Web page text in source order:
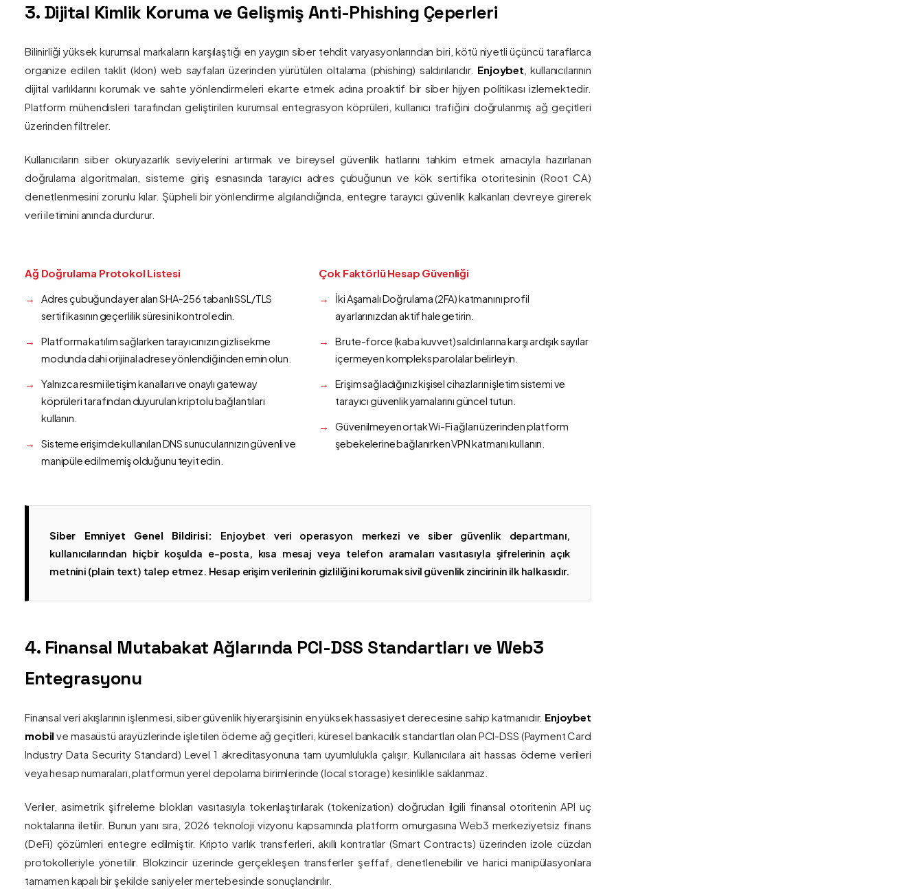
3. Dijital Kimlik Koruma ve Gelişmiş Anti-Phishing Çeperleri
Bilinirliği yüksek kurumsal markaların karşılaştığı en yaygın siber tehdit varyasyonlarından biri, kötü niyetli üçüncü taraflarca
organize edilen taklit (klon) web sayfaları üzerinden yürütülen oltalama (phishing) saldırılarıdır. Enjoybet , kullanıcılarının
dijital varlıklarını korumak ve sahte yönlendirmeleri ekarte etmek adına proaktif bir siber hijyen politikası izlemektedir.
Platform mühendisleri tarafından geliştirilen kurumsal entegrasyon köprüleri, kullanıcı trafiğini doğrulanmış ağ geçitleri
üzerinden filtreler.
Kullanıcıların siber okuryazarlık seviyelerini artırmak ve bireysel güvenlik hatlarını tahkim etmek amacıyla hazırlanan
doğrulama algoritmaları, sisteme giriş esnasında tarayıcı adres çubuğunun ve kök sertifika otoritesinin (Root CA)
denetlenmesini zorunlu kılar. Şüpheli bir yönlendirme algılandığında, entegre tarayıcı güvenlik kalkanları devreye girerek
veri iletimini anında durdurur.
Ağ Doğrulama Protokol Listesi
Adres çubuğunda yer alan SHA-256 tabanlı SSL/TLS
sertifikasının geçerlilik süresini kontrol edin.
Platforma katılım sağlarken tarayıcınızın gizli sekme
modunda dahi orijinal adrese yönlendiğinden emin olun.
Yalnızca resmi iletişim kanalları ve onaylı gateway
köprüleri tarafından duyurulan kriptolu bağlantıları
kullanın.
Sisteme erişimde kullanılan DNS sunucularınızın güvenli ve
manipüle edilmemiş olduğunu teyit edin.
Çok Faktörlü Hesap Güvenliği
İki Aşamalı Doğrulama (2FA) katmanını profil
ayarlarınızdan aktif hale getirin.
Brute-force (kaba kuvvet) saldırılarına karşı ardışık sayılar
içermeyen kompleks parolalar belirleyin.
Erişim sağladığınız kişisel cihazların işletim sistemi ve
tarayıcı güvenlik yamalarını güncel tutun.
Güvenilmeyen ortak Wi-Fi ağları üzerinden platform
şebekelerine bağlanırken VPN katmanı kullanın.
Siber Emniyet Genel Bildirisi: Enjoybet veri operasyon merkezi ve siber güvenlik departmanı,
kullanıcılarından hiçbir koşulda e-posta, kısa mesaj veya telefon aramaları vasıtasıyla şifrelerinin açık
metnini (plain text) talep etmez. Hesap erişim verilerinin gizliliğini korumak sivil güvenlik zincirinin ilk halkasıdır.
4. Finansal Mutabakat Ağlarında PCI-DSS Standartları ve Web3
Entegrasyonu
Finansal veri akışlarının işlenmesi, siber güvenlik hiyerarşisinin en yüksek hassasiyet derecesine sahip katmanıdır. Enjoybet
mobil ve masaüstü arayüzlerinde işletilen ödeme ağ geçitleri, küresel bankacılık standartları olan PCI-DSS (Payment Card
Industry Data Security Standard) Level 1 akreditasyonuna tam uyumlulukla çalışır. Kullanıcılara ait hassas ödeme verileri
veya hesap numaraları, platformun yerel depolama birimlerinde (local storage) kesinlikle saklanmaz.
Veriler, asimetrik şifreleme blokları vasıtasıyla tokenlaştırılarak (tokenization) doğrudan ilgili finansal otoritenin API uç
noktalarına iletilir. Bunun yanı sıra, 2026 teknoloji vizyonu kapsamında platform omurgasına Web3 merkeziyetsiz finans
(DeFi) çözümleri entegre edilmiştir. Kripto varlık transferleri, akıllı kontratlar (Smart Contracts) üzerinden izole cüzdan
protokolleriyle yönetilir. Blokzincir üzerinde gerçekleşen transferler şeffaf, denetlenebilir ve harici manipülasyonlara
tamamen kapalı bir şekilde saniyeler mertebesinde sonuçlandırılır.